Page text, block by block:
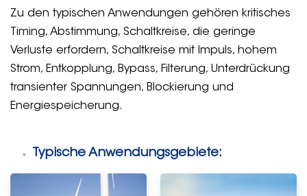
Zu den typischen Anwendungen gehören kritisches
Timing, Abstimmung, Schaltkreise, die geringe
Verluste erfordern, Schaltkreise mit Impuls, hohem
Strom, Entkopplung, Bypass, Filterung, Unterdrückung
transienter Spannungen, Blockierung und
Energiespeicherung.
Typische Anwendungsgebiete: